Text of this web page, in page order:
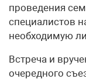
проведения
специалистов
необходимую
Встреча и
очередного